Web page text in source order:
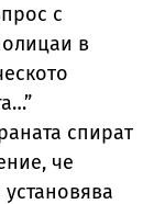
с
в
спират
че